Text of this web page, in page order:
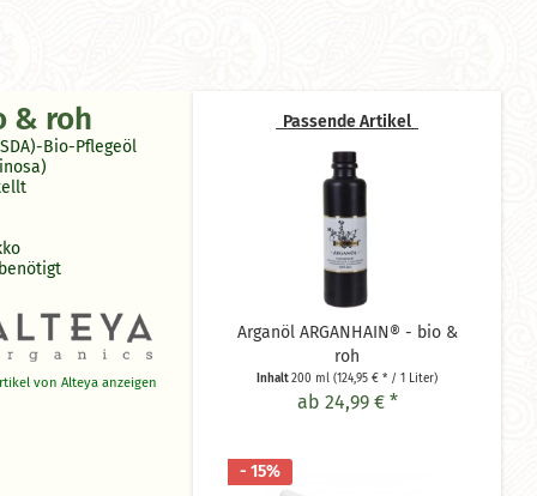
& roh
Bio-Pflegeöl
von Alteya anzeigen
Passende Artikel
Arganöl ARGANHAIN® - bio &
roh
Inhalt200 ml(124,95 € * / 1 Liter)
ab 24,99 € *
- 15%